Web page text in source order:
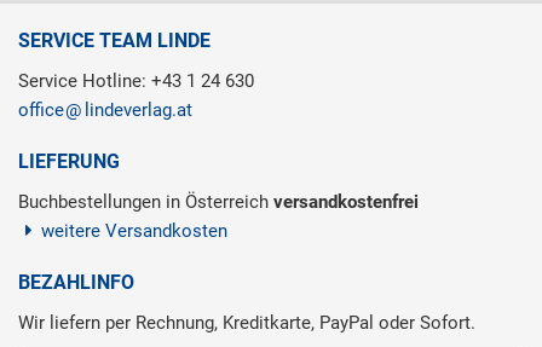
SERVICE TEAM LINDE
Service Hotline: +43 1 24 630
office
lindeverlag.at
LIEFERUNG
Buchbestellungen in Österreich versandkostenfrei
weitere Versandkosten
BEZAHLINFO
Wir liefern per Rechnung, Kreditkarte, PayPal oder Sofort.